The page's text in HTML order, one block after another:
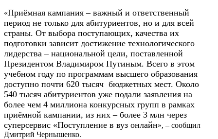
«Приёмная кампания – важный и ответственный
период не только для абитуриентов, но и для всей
страны. От выбора поступающих, качества их
подготовки зависит достижение технологического
лидерства – национальной цели, поставленной
Президентом Владимиром Путиным. Всего в этом
учебном году по программам высшего образования
доступно почти 620 тысяч бюджетных мест. Около
540 тысяч абитуриентов уже подали заявления на
более чем 4 миллиона конкурсных групп в рамках
приёмной кампании, из них – более 3 млн через
суперсервис «Поступление в вуз онлайн», – сообщил
Дмитрий Чернышенко.